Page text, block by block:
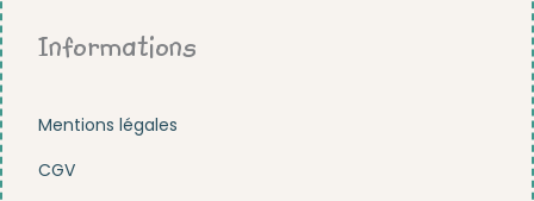
Informations
Mentions légales
CGV